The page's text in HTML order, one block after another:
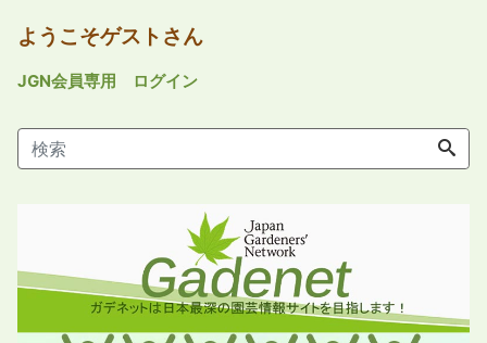
ようこそゲストさん
JGN会員専用 ログイン